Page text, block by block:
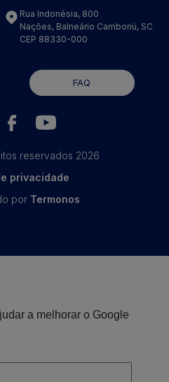
Rua Indonésia, 800
Nações, Balneário Camboriú, SC
CEP 88330-000
FAQ
reservados 2026
privacidade
por Termonos
a melhorar o Google